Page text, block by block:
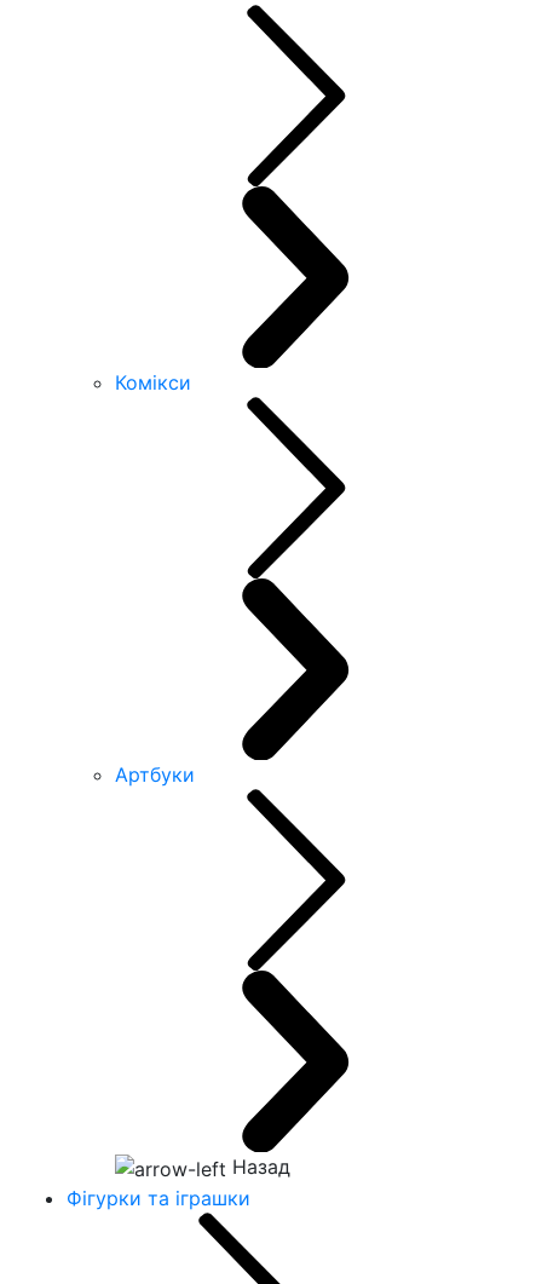
Комікси
Артбуки
Назад
Фігурки та іграшки